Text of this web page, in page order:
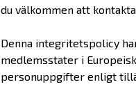
du välkommen att
Denna integritetspolicy
medlemsstater i
personuppgifter enligt